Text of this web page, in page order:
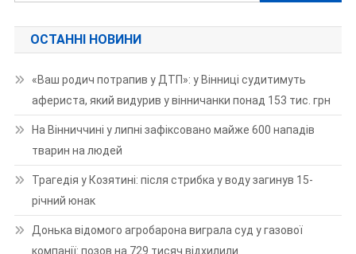
ОСТАННІ НОВИНИ
«Ваш родич потрапив у ДТП»: у Вінниці судитимуть
афериста, який видурив у вінничанки понад 153 тис. грн
На Вінниччині у липні зафіксовано майже 600 нападів
тварин на людей
Трагедія у Козятині: після стрибка у воду загинув 15-
річний юнак
Донька відомого агробарона виграла суд у газової
компанії: позов на 729 тисяч відхилили